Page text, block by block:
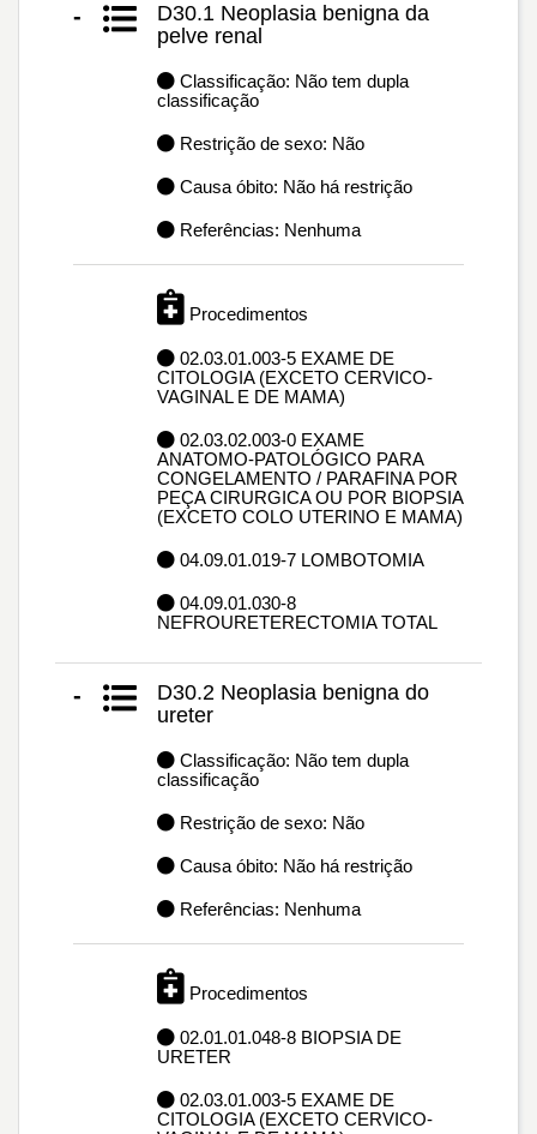
-
D30.1 Neoplasia benigna da
pelve renal
Classificação: Não tem dupla
classificação
Restrição de sexo: Não
Causa óbito: Não há restrição
Referências: Nenhuma
Procedimentos
02.03.01.003-5 EXAME DE
CITOLOGIA (EXCETO CERVICO-
VAGINAL E DE MAMA)
02.03.02.003-0 EXAME
ANATOMO-PATOLÓGICO PARA
CONGELAMENTO / PARAFINA POR
PEÇA CIRURGICA OU POR BIOPSIA
(EXCETO COLO UTERINO E MAMA)
04.09.01.019-7 LOMBOTOMIA
04.09.01.030-8
NEFROURETERECTOMIA TOTAL
-
D30.2 Neoplasia benigna do
ureter
Classificação: Não tem dupla
classificação
Restrição de sexo: Não
Causa óbito: Não há restrição
Referências: Nenhuma
Procedimentos
02.01.01.048-8 BIOPSIA DE
URETER
02.03.01.003-5 EXAME DE
CITOLOGIA (EXCETO CERVICO-